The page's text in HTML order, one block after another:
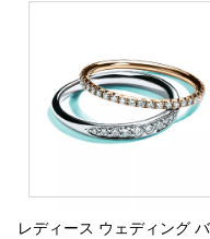
レディース ウェディング